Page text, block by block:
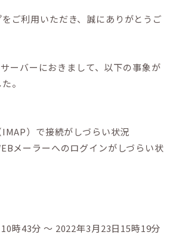
ご利用いただき、誠にありがとうご
ーバーにおきまして、以下の事象が
。
IMAP）で接続がしづらい状況
メーラーへのログインがしづらい状
時43分 〜 2022年3月23日15時19分